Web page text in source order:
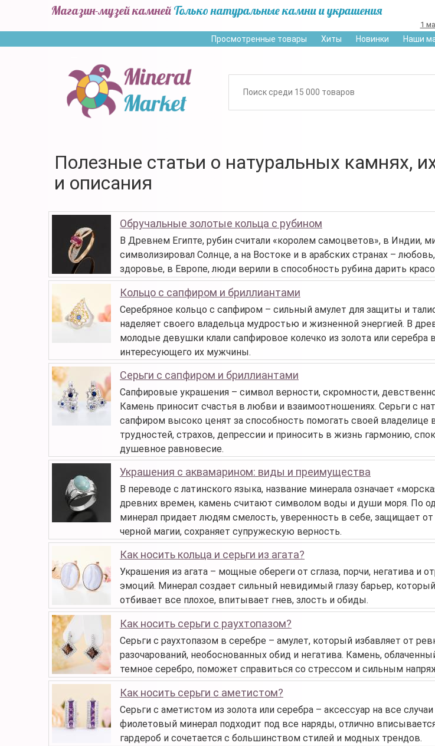
Магазин-музей камней Только натуральные камни и украшения
1
Просмотренные товары Хиты Новинки Наши
Полезные статьи о натуральных камнях,
и описания
Обручальные золотые кольца с рубином
В Древнем Египте, рубин считали «королем самоцветов», в Индии,
символизировал Солнце, а на Востоке и в арабских странах –
здоровье, в Европе, люди верили в способность рубина дарить
Кольцо с сапфиром и бриллиантами
Серебряное кольцо с сапфиром – сильный амулет для защиты и
наделяет своего владельца мудростью и жизненной энергией. В
молодые девушки клали сапфировое колечко из золота или серебра
интересующего их мужчины.
Серьги с сапфиром и бриллиантами
Сапфировые украшения – символ верности, скромности,
Камень приносит счастья в любви и взаимоотношениях. Серьги с
сапфиром высоко ценят за способность помогать своей владелице
трудностей, страхов, депрессии и приносить в жизнь гармонию,
душевное равновесие.
Украшения с аквамарином: виды и преимущества
В переводе с латинского языка, название минерала означает
древних времен, камень считают символом воды и души моря. По
минерал придает людям смелость, уверенность в себе, защищает
черной магии, сохраняет супружескую верность.
Как носить кольца и серьги из агата?
Украшения из агата – мощные обереги от сглаза, порчи, негатива и
эмоций. Минерал создает сильный невидимый глазу барьер,
отбивает все плохое, впитывает гнев, злость и обиды.
Как носить серьги с раухтопазом?
Серьги с раухтопазом в серебре – амулет, который избавляет от
разочарований, необоснованных обид и негатива. Камень,
темное серебро, поможет справиться со стрессом и сильным
Как носить серьги с аметистом?
Серьги с аметистом из золота или серебра – аксессуар на все
фиолетовый минерал подходит под все наряды, отлично
гардероб и сочетается с большинством стилей и модных трендов.